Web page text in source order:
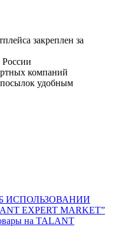
закреплен за
России
компаний
посылок удобным
ИСПОЛЬЗОВАНИИ
EXPERT MARKET”
на TALANT